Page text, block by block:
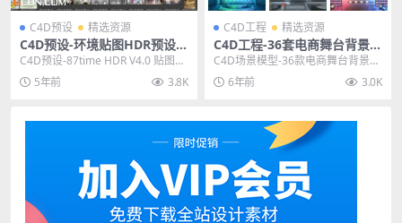
C4D预设 精选资源
C4D预设-环境贴图HDR预设文
件 87time HDR V4.0
C4D预设-87time HDR V4.0 贴图H
DR预设文件 其他推荐： C4...
5年前 3.8K
C4D工程 精选资源
C4D工程-36套电商舞台背景科
幻概念OC场景模型工程文件
C4D场景模型-36款电商舞台背景科
幻概念OC场景模型工程文件 其他推
荐: C4...
6年前 3.0K